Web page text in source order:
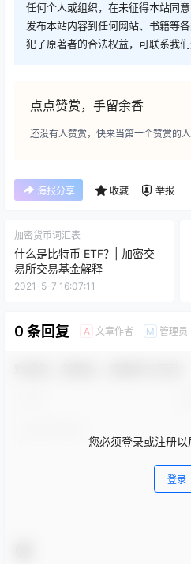
任何个人或组织，在未征得本站同
发布本站内容到任何网站、书籍等
犯了原著者的合法权益，可联系我们
点点赞赏，手留余香
还没有人赞赏，快来当第一个赞赏的人
海报分享 收藏 举报
加密货币词汇表
什么是比特币 ETF？| 加密交
易所交易基金解释
2021-5-7 16:07:11
0 条回复 A 文章作者 M 管理员
您必须登录或注册
登录